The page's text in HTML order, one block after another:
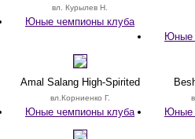
вл. Курылев Н.
Юные чемпионы клуба
Юные
Amal Salang High-Spirited
вл.Корниенко Г.
Юные чемпионы клуба Юные